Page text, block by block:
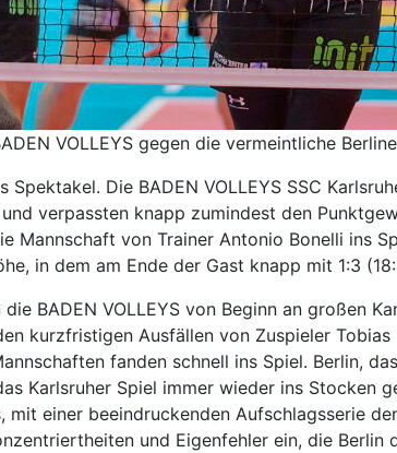
VOLLEYS gegen die vermeintliche
Die BADEN VOLLEYS SSC
verpassten knapp zumindest den
Mannschaft von Trainer Antonio Bonelli ins
in dem am Ende der Gast knapp mit 1:3
BADEN VOLLEYS von Beginn an großen
kurzfristigen Ausfällen von Zuspieler
fanden schnell ins Spiel. Berlin,
Karlsruher Spiel immer wieder ins Stocken
mit einer beeindruckenden Aufschlagsserie
und Eigenfehler ein, die Berlin